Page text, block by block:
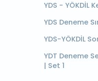
YDS - YÖKDİL
YDS Deneme
YDS-YÖKDİL
YDT Deneme
| Set 1